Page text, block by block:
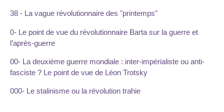
38 - La vague révolutionnaire des "printemps"
0- Le point de vue du révolutionnaire Barta sur la guerre et
l’après-guerre
00- La deuxième guerre mondiale : inter-impérialiste ou anti-
fasciste ? Le point de vue de Léon Trotsky
000- Le stalinisme ou la révolution trahie